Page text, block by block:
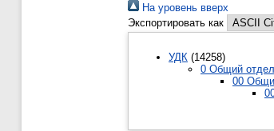
На уровень вверх
Экспортировать как
УДК (14258)
0 Общий отдел
00